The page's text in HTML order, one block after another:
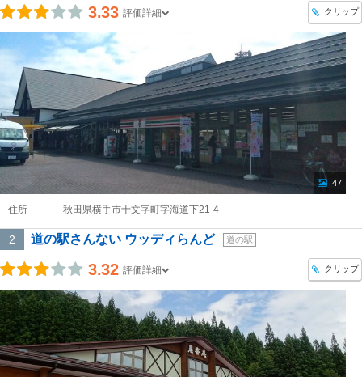
3.33 評価詳細 クリップ
47
住所 秋田県横手市十文字町字海道下21-4
2 道の駅さんない ウッディらんど 道の駅
3.32 評価詳細 クリップ